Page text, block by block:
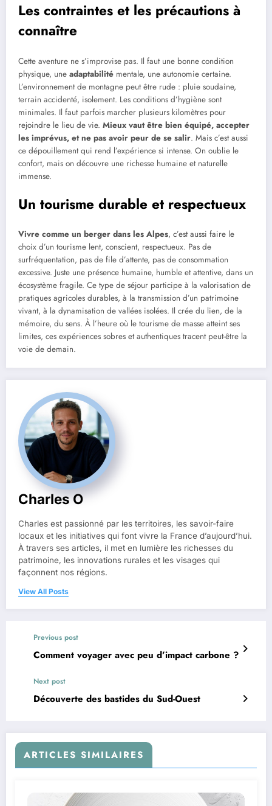
Les contraintes et les précautions à
connaître
Cette aventure ne s’improvise pas. Il faut une bonne condition
physique, une adaptabilité mentale, une autonomie certaine.
L’environnement de montagne peut être rude : pluie soudaine,
terrain accidenté, isolement. Les conditions d’hygiène sont
minimales. Il faut parfois marcher plusieurs kilomètres pour
rejoindre le lieu de vie. Mieux vaut être bien équipé, accepter
les imprévus, et ne pas avoir peur de se salir. Mais c’est aussi
ce dépouillement qui rend l’expérience si intense. On oublie le
confort, mais on découvre une richesse humaine et naturelle
immense.
Un tourisme durable et respectueux
Vivre comme un berger dans les Alpes, c’est aussi faire le
choix d’un tourisme lent, conscient, respectueux. Pas de
surfréquentation, pas de file d’attente, pas de consommation
excessive. Juste une présence humaine, humble et attentive, dans un
écosystème fragile. Ce type de séjour participe à la valorisation de
pratiques agricoles durables, à la transmission d’un patrimoine
vivant, à la dynamisation de vallées isolées. Il crée du lien, de la
mémoire, du sens. À l’heure où le tourisme de masse atteint ses
limites, ces expériences sobres et authentiques tracent peut-être la
voie de demain.
Charles O
Charles est passionné par les territoires, les savoir-faire
locaux et les initiatives qui font vivre la France d’aujourd’hui.
À travers ses articles, il met en lumière les richesses du
patrimoine, les innovations rurales et les visages qui
façonnent nos régions.
View All Posts
Previous post
Comment voyager avec peu d’impact carbone ?
Next post
Découverte des bastides du Sud-Ouest
ARTICLES SIMILAIRES